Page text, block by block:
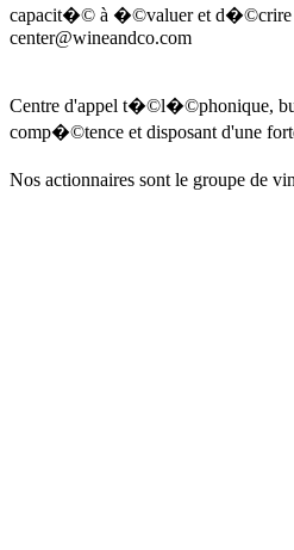
capacit�© à �©valuer et d�©crire
center@wineandco.com
Centre d'appel t�©l�©phonique,
comp�©tence et disposant d'une
Nos actionnaires sont le groupe de